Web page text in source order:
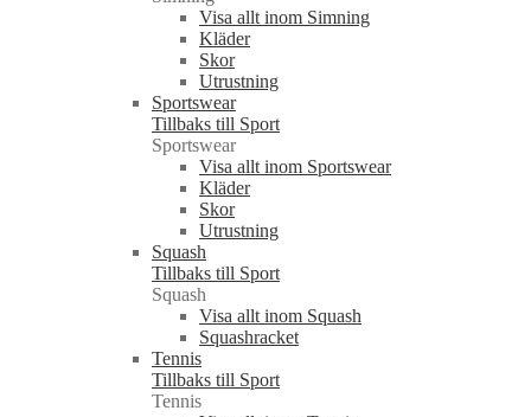
Visa allt inom Simning
Kläder
Skor
Utrustning
Sportswear
Tillbaks till Sport
Sportswear
Visa allt inom Sportswear
Kläder
Skor
Utrustning
Squash
Tillbaks till Sport
Squash
Visa allt inom Squash
Squashracket
Tennis
Tillbaks till Sport
Tennis